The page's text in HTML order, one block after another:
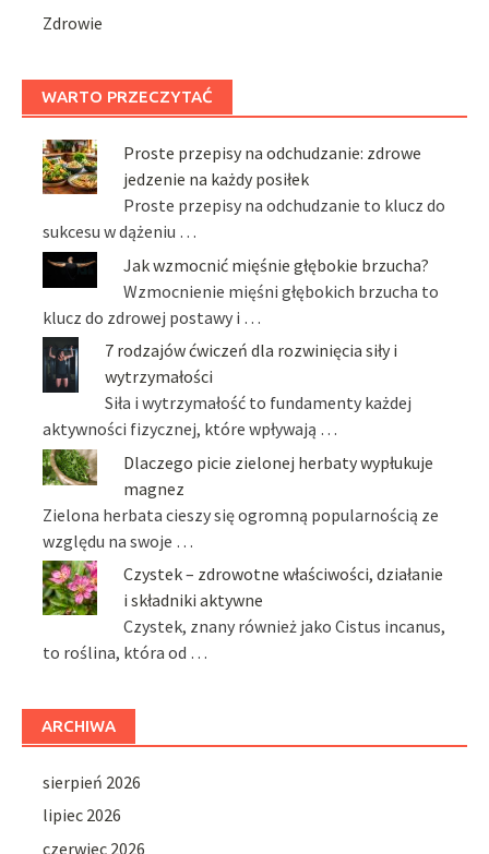
Zdrowie
WARTO PRZECZYTAĆ
Proste przepisy na odchudzanie: zdrowe
jedzenie na każdy posiłek
Proste przepisy na odchudzanie to klucz do
sukcesu w dążeniu …
Jak wzmocnić mięśnie głębokie brzucha?
Wzmocnienie mięśni głębokich brzucha to
klucz do zdrowej postawy i …
7 rodzajów ćwiczeń dla rozwinięcia siły i
wytrzymałości
Siła i wytrzymałość to fundamenty każdej
aktywności fizycznej, które wpływają …
Dlaczego picie zielonej herbaty wypłukuje
magnez
Zielona herbata cieszy się ogromną popularnością ze
względu na swoje …
Czystek – zdrowotne właściwości, działanie
i składniki aktywne
Czystek, znany również jako Cistus incanus,
to roślina, która od …
ARCHIWA
sierpień 2026
lipiec 2026
czerwiec 2026